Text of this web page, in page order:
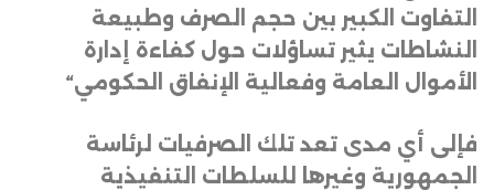
التفاوت الكبير بين حجم الصرف وطبيعة
النشاطات يثير تساؤلات حول كفاءة إدارة
الأموال العامة وفعالية الإنفاق الحكومي“
فإلى أي مدى تعد تلك الصرفيات لرئاسة
الجمهورية وغيرها للسلطات التنفيذية